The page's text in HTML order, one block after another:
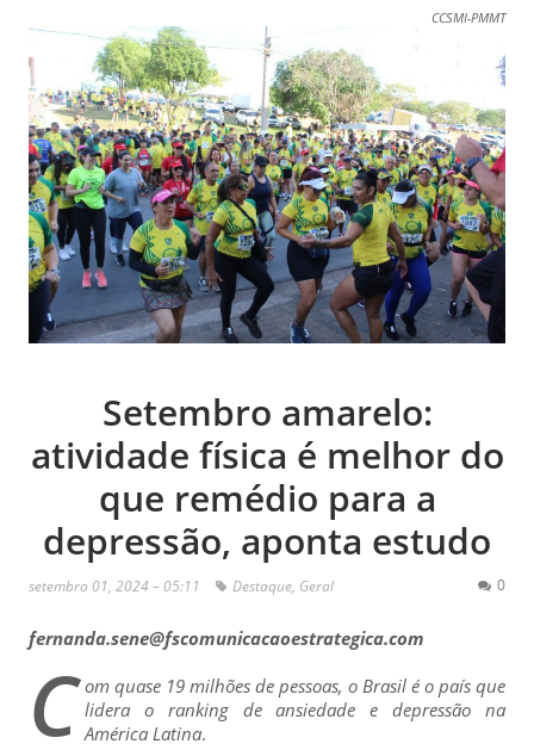
CCSMI-PMMT
Setembro amarelo:
atividade física é melhor do
que remédio para a
depressão, aponta estudo
setembro 01, 2024 – 05:11 Destaque, Geral 0
fernanda.sene@fscomunicacaoestrategica.com
C om quase 19 milhões de pessoas, o Brasil é o país que
lidera o ranking de ansiedade e depressão na
América Latina.